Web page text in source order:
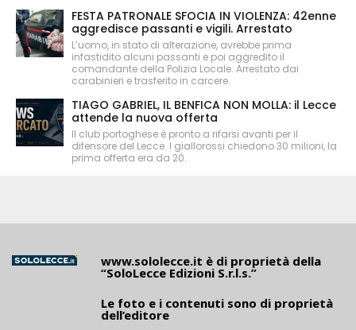
FESTA PATRONALE SFOCIA IN VIOLENZA: 42enne
aggredisce passanti e vigili. Arrestato
L’uomo, in stato di alterazione, avrebbe prima
infastidito alcuni passanti e poi aggredito il
comandante della Polizia Locale. Arrestato dai
carabinieri e trasferito in carcere.
TIAGO GABRIEL, IL BENFICA NON MOLLA: il Lecce
attende la nuova offerta
Il club portoghese è pronto a rifarsi avanti per il
difensore del Lecce. I giallorossi chiedono 30 milioni, la
prima offerta era da 20.
www.sololecce.it è di proprietà della
“SoloLecce Edizioni S.r.l.s.”
Le foto e i contenuti sono di proprietà
dell’editore